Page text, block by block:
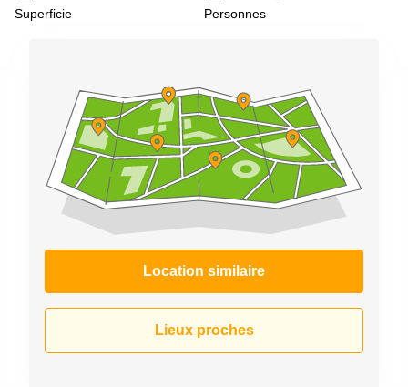
Superficie Personnes
Location similaire
Lieux proches